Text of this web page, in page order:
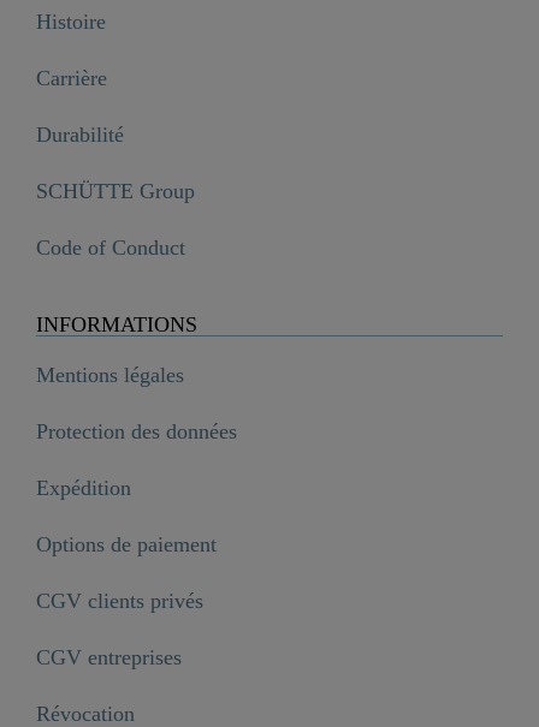
Histoire
Carrière
Durabilité
SCHÜTTE Group
Code of Conduct
INFORMATIONS
Mentions légales
Protection des données
Expédition
Options de paiement
CGV clients privés
CGV entreprises
Révocation